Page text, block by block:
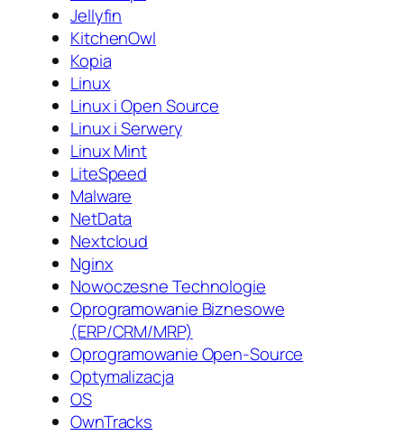
Jellyfin
KitchenOwl
Kopia
Linux
Linux i Open Source
Linux i Serwery
Linux Mint
LiteSpeed
Malware
NetData
Nextcloud
Nginx
Nowoczesne Technologie
Oprogramowanie Biznesowe
(ERP/CRM/MRP)
Oprogramowanie Open-Source
Optymalizacja
OS
OwnTracks